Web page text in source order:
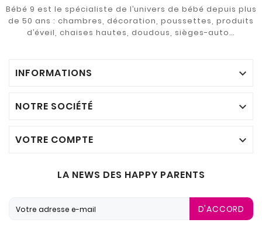
Bébé 9 est le spécialiste de l’univers de bébé depuis plus
de 50 ans : chambres, décoration, poussettes, produits
d’éveil, chaises hautes, doudous, sièges-auto…
INFORMATIONS 
NOTRE SOCIÉTÉ 
VOTRE COMPTE 
LA NEWS DES HAPPY PARENTS
D'ACCORD